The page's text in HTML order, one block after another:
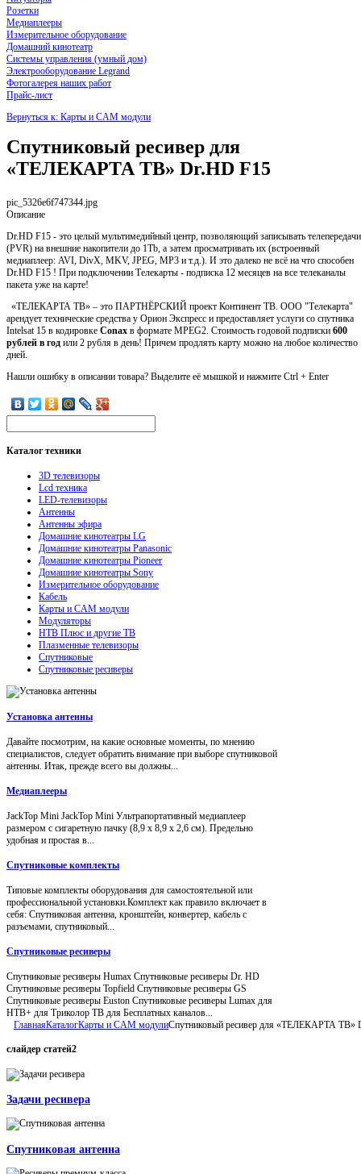
Розетки
Медиаплееры
Измерительное оборудование
Домашний кинотеатр
Системы управления (умный дом)
Электрооборудование Legrand
Фотогалерея наших работ
Прайс-лист
Вернуться к: Карты и CAM модули
Спутниковый ресивер для
«ТЕЛЕКАРТА ТВ» Dr.HD F15
pic_5326e6f747344.jpg
Описание
Dr.HD F15 - это целый мультимедийный центр, позволяющий записывать телепередачи
(PVR) на внешние накопители до 1Tb, а затем просматривать их (встроенный
медиаплеер: AVI, DivX, MKV, JPEG, MP3 и т.д.). И это далеко не всё на что способен
Dr.HD F15 ! При подключении Телекарты - подписка 12 месяцев на все телеканалы
пакета уже на карте!
«ТЕЛЕКАРТА ТВ» – это ПАРТНЁРСКИЙ проект Континент ТВ. ООО "Телекарта"
арендует технические средства у Орион Экспресс и предоставляет услуги со спутника
Intelsat 15 в кодировке Conax в формате MPEG2. Стоимость годовой подписки 600
рублей в год или 2 рубля в день! Причем продлять карту можно на любое количество
дней.
Нашли ошибку в описании товара? Выделите её мышкой и нажмите Ctrl + Enter
Каталогтехники
3D телевизоры
Lcd техника
LED-телевизоры
Антенны
Антенны эфира
Домашние кинотеатры LG
Домашние кинотеатры Panasonic
Домашние кинотеатры Pioneer
Домашние кинотеатры Sony
Измерительное оборудование
Кабель
Карты и CAM модули
Модуляторы
НТВ Плюс и другие ТВ
Плазменные телевизоры
Спутниковые
Спутниковые ресиверы
Установка антенны
Давайте посмотрим, на какие основные моменты, по мнению
специалистов, следует обратить внимание при выборе спутниковой
антенны. Итак, прежде всего вы должны...
Медиаплееры
JackTop Mini JackTop Mini Ультрапортативный медиаплеер
размером с сигаретную пачку (8,9 x 8,9 x 2,6 см). Предельно
удобная и простая в...
Спутниковые комплекты
Типовые комплекты оборудования для самостоятельной или
профессиональной установки.Комплект как правило включает в
себя: Спутниковая антенна, кронштейн, конвертер, кабель с
разъемами, спутниковый...
Спутниковые ресиверы
Спутниковые ресиверы Humax Спутниковые ресиверы Dr. HD
Спутниковые ресиверы Topfield Спутниковые ресиверы GS
Спутниковые ресиверы Euston Спутниковые ресиверы Lumax для
НТВ+ для Триколор ТВ для Бесплатных каналов...
ГлавнаяКаталогКарты и CAM модулиСпутниковый ресивер для «ТЕЛЕКАРТА ТВ»
слайдер статей2
Задачи ресивера
Спутниковая антенна